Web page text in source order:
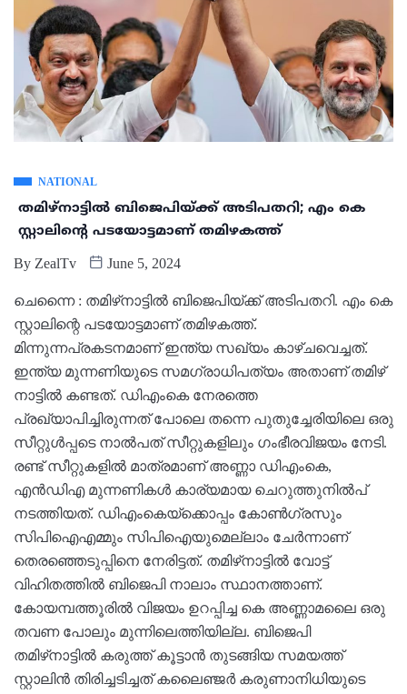
NATIONAL
തമിഴ്‌നാട്ടില്‍ ബിജെപിയ്ക്ക് അടിപതറി; എം കെ
സ്റ്റാലിന്റെ പടയോട്ടമാണ് തമിഴകത്ത്
By ZealTv June 5, 2024
ചെന്നൈ : തമിഴ്‌നാട്ടില്‍ ബിജെപിയ്ക്ക് അടിപതറി. എം കെ
സ്റ്റാലിന്റെ പടയോട്ടമാണ് തമിഴകത്ത്.
മിന്നുന്നപ്രകടനമാണ് ഇന്ത്യ സഖ്യം കാഴ്ചവെച്ചത്.
ഇന്ത്യ മുന്നണിയുടെ സമഗ്രാധിപത്യം അതാണ് തമിഴ്
നാട്ടിൽ കണ്ടത്. ഡിഎംകെ നേരത്തെ
പ്രഖ്യാപിച്ചിരുന്നത് പോലെ തന്നെ പുതുച്ചേരിയിലെ ഒരു
സീറ്റുൾപ്പടെ നാൽപത് സീറ്റുകളിലും ഗംഭീരവിജയം നേടി.
രണ്ട് സീറ്റുകളിൽ മാത്രമാണ് അണ്ണാ ഡിഎംകെ,
എൻഡിഎ മുന്നണികൾ കാര്യമായ ചെറുത്തുനിൽപ്
നടത്തിയത്. ഡിഎംകെയ്‌ക്കൊപ്പം കോണ്‍ഗ്രസും
സിപിഐഎമ്മും സിപിഐയുമെല്ലാം ചേർന്നാണ്
തെരഞ്ഞെടുപ്പിനെ നേരിട്ടത്. തമിഴ്‌നാട്ടില്‍ വോട്ട്
വിഹിതത്തില്‍ ബിജെപി നാലാം സ്ഥാനത്താണ്.
കോയമ്പത്തൂരില്‍ വിജയം ഉറപ്പിച്ച കെ അണ്ണാമലൈ ഒരു
തവണ പോലും മുന്നിലെത്തിയില്ല. ബിജെപി
തമിഴ്‌നാട്ടില്‍ കരുത്ത് കൂട്ടാന്‍ തുടങ്ങിയ സമയത്ത്
സ്റ്റാലിന്‍ തിരിച്ചടിച്ചത് കലൈഞ്ജര്‍ കരുണാനിധിയുടെ